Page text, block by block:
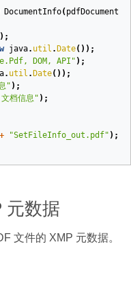
DocumentInfo( pdfDocument
);
java. util . Date());
DOM, API" );
. util . Date());
" );
档信息" );
+ "SetFileInfo_out.pdf" );
元数据
文件的 XMP 元数据。